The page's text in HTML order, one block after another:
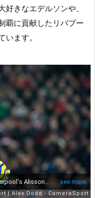
きなエデルソンや、
覇に貢献したリバプー
ます。